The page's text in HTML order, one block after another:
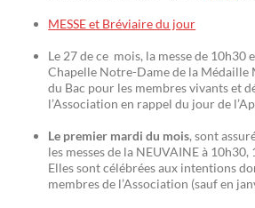
MESSE et Bréviaire du jour
Le 27 de ce mois, la messe de 10h30
Chapelle Notre-Dame de la Médaille
du Bac pour les membres vivants et
l’Association en rappel du jour de
Le premier mardi du mois, sont
les messes de la NEUVAINE à
Elles sont célébrées aux intentions
membres de l’Association (sauf en